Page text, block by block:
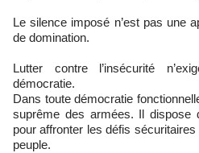
Le silence imposé n’est pas une
de domination.
Lutter contre l’insécurité
démocratie.
Dans toute démocratie
suprême des armées. Il dispose
pour affronter les défis
peuple.